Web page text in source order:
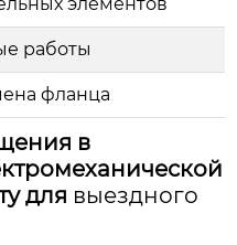
работы
фланца
в
для выездного